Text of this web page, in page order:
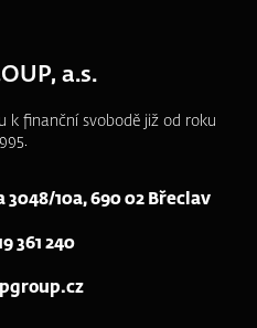
a.s.
k finanční svobodě již od roku
10a, 690 02 Břeclav
361 240